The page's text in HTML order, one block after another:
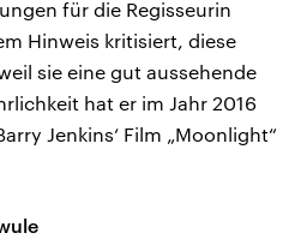
für die Regisseurin
Hinweis kritisiert, diese
sie eine gut aussehende
hat er im Jahr 2016
Jenkins‘ Film „Moonlight“